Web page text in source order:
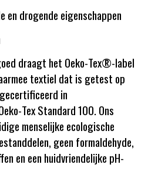
en drogende eigenschappen
draagt het Oeko-Tex®-label
textiel dat is getest op
in
Tex Standard 100. Ons
menselijke ecologische
geen formaldehyde,
en een huidvriendelijke pH-